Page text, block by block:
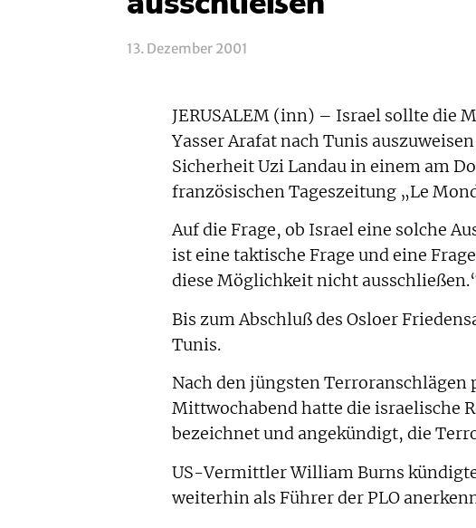
13. Dezember 2001
JERUSALEM (inn) – Israel sollte die
Yasser Arafat nach Tunis
Sicherheit Uzi Landau in einem am
französischen Tageszeitung „Le
Auf die Frage, ob Israel eine solche
ist eine taktische Frage und eine
diese Möglichkeit nicht
Bis zum Abschluß des Osloer
Tunis.
Nach den jüngsten
Mittwochabend hatte die israelische
bezeichnet und angekündigt, die
US-Vermittler William Burns
weiterhin als Führer der PLO